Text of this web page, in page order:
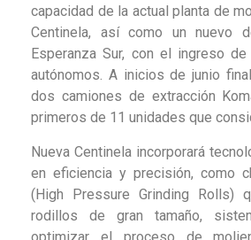
capacidad de la actual planta de
Centinela, así como un nuevo
Esperanza Sur, con el ingreso
autónomos. A inicios de junio
dos camiones de extracción
primeros de 11 unidades que
Nueva Centinela incorporará
en eficiencia y precisión, como
(High Pressure Grinding Rolls)
rodillos de gran tamaño,
optimizar el proceso de